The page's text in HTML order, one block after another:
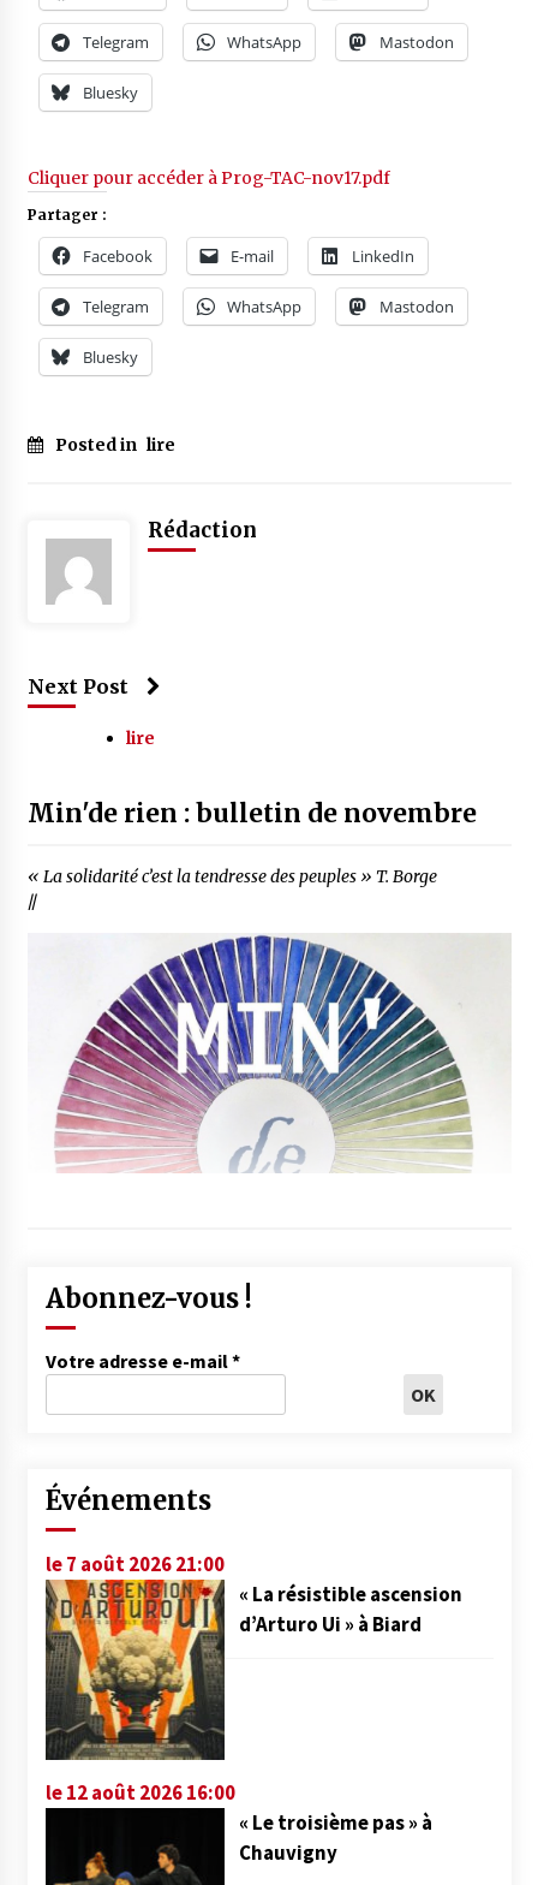
Telegram WhatsApp Mastodon
Bluesky
Cliquer pour accéder à Prog-TAC-nov17.pdf
Partager :
Facebook E-mail LinkedIn
Telegram WhatsApp Mastodon
Bluesky
Posted in lire
Rédaction
Next Post
lire
Min'de rien : bulletin de novembre
« La solidarité c’est la tendresse des peuples » T. Borge
//
Abonnez-vous !
Votre adresse e-mail*
Événements
le 7 août 2026 21:00
« La résistible ascension
d’Arturo Ui » à Biard
le 12 août 2026 16:00
« Le troisième pas » à
Chauvigny